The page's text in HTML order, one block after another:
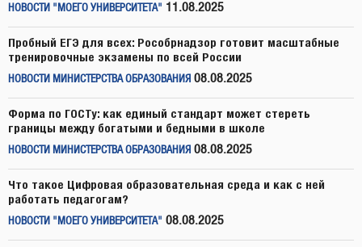
НОВОСТИ "МОЕГО УНИВЕРСИТЕТА" 11.08.2025
Пробный ЕГЭ для всех: Рособрнадзор готовит масштабные
тренировочные экзамены по всей России
НОВОСТИ МИНИСТЕРСТВА ОБРАЗОВАНИЯ 08.08.2025
Форма по ГОСТу: как единый стандарт может стереть
границы между богатыми и бедными в школе
НОВОСТИ МИНИСТЕРСТВА ОБРАЗОВАНИЯ 08.08.2025
Что такое Цифровая образовательная среда и как с ней
работать педагогам?
НОВОСТИ "МОЕГО УНИВЕРСИТЕТА" 08.08.2025